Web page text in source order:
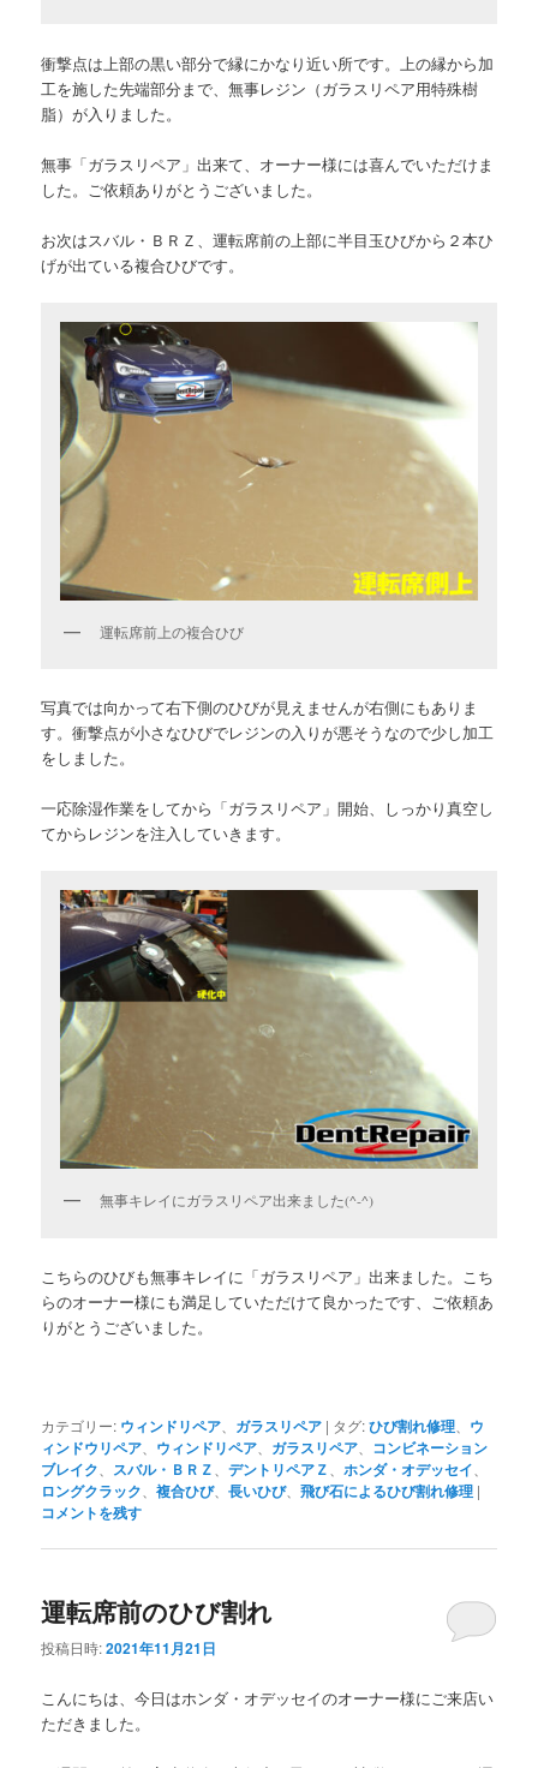
衝撃点は上部の黒い部分で縁にかなり近い所です。上の縁から加
工を施した先端部分まで、無事レジン（ガラスリペア用特殊樹
脂）が入りました。
無事「ガラスリペア」出来て、オーナー様には喜んでいただけま
した。ご依頼ありがとうございました。
お次はスバル・ＢＲＺ、運転席前の上部に半目玉ひびから２本ひ
げが出ている複合ひびです。
運転席前上の複合ひび
写真では向かって右下側のひびが見えませんが右側にもありま
す。衝撃点が小さなひびでレジンの入りが悪そうなので少し加工
をしました。
一応除湿作業をしてから「ガラスリペア」開始、しっかり真空し
てからレジンを注入していきます。
無事キレイにガラスリペア出来ました(^-^)
こちらのひびも無事キレイに「ガラスリペア」出来ました。こち
らのオーナー様にも満足していただけて良かったです、ご依頼あ
りがとうございました。
カテゴリー: ウィンドリペア ガラスリペア | タグ:ひび割れ修理
ウ
ィンドウリペア
ウィンドリペア ガラスリペア
コンビネーション
ブレイク
スバル・ＢＲＺ 、デントリペアＺ 、ホンダ・オデッセイ
ロングクラック 、複合ひび、長いひび、飛び石によるひび割れ修理 |
コメントを残す
運転席前のひび割れ
投稿日時:2021年11月21日
こんにちは、今日はホンダ・オデッセイのオーナー様にご来店い
ただきました。